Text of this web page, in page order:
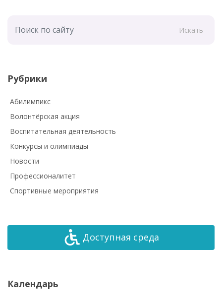
Искать
Рубрики
Абилимпикс
Волонтёрская акция
Воспитательная деятельность
Конкурсы и олимпиады
Новости
Профессионалитет
Спортивные мероприятия
Доступная среда
Календарь